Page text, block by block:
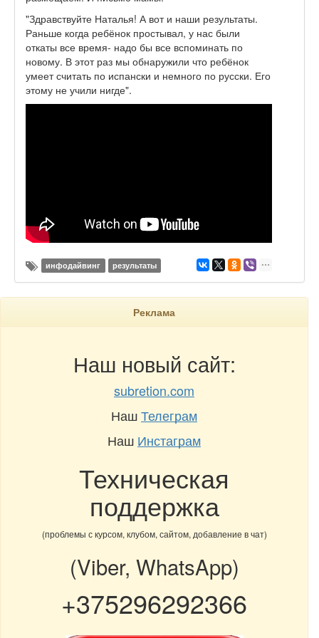
"Здравствуйте Наталья! А вот и наши результаты.
Раньше когда ребёнок простывал, у нас были
откаты все время- надо бы все вспоминать по
новому. В этот раз мы обнаружили что ребёнок
умеет считать по испански и немного по русски. Его
этому не учили нигде".
инфодайвинг результаты
Реклама
Наш новый сайт:
subretion.com
НашТелеграм
Наш Инстаграм
Техническая
поддержка
(проблемы с курсом, клубом, сайтом, добавление в чат)
(Viber, WhatsApp)
+375296292366